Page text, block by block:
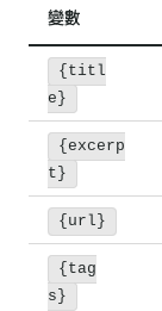
變數
{titl
e}
{excerp
t}
{url}
{tag
s}